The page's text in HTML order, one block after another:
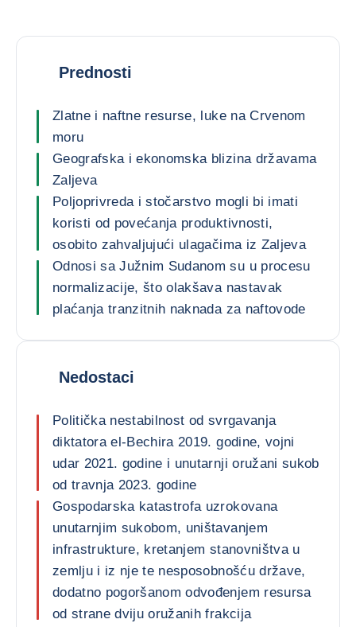
Prednosti
Zlatne i naftne resurse, luke na Crvenom
moru
Geografska i ekonomska blizina državama
Zaljeva
Poljoprivreda i stočarstvo mogli bi imati
koristi od povećanja produktivnosti,
osobito zahvaljujući ulagačima iz Zaljeva
Odnosi sa Južnim Sudanom su u procesu
normalizacije, što olakšava nastavak
plaćanja tranzitnih naknada za naftovode
Nedostaci
Politička nestabilnost od svrgavanja
diktatora el-Bechira 2019. godine, vojni
udar 2021. godine i unutarnji oružani sukob
od travnja 2023. godine
Gospodarska katastrofa uzrokovana
unutarnjim sukobom, uništavanjem
infrastrukture, kretanjem stanovništva u
zemlju i iz nje te nesposobnošću države,
dodatno pogoršanom odvođenjem resursa
od strane dviju oružanih frakcija